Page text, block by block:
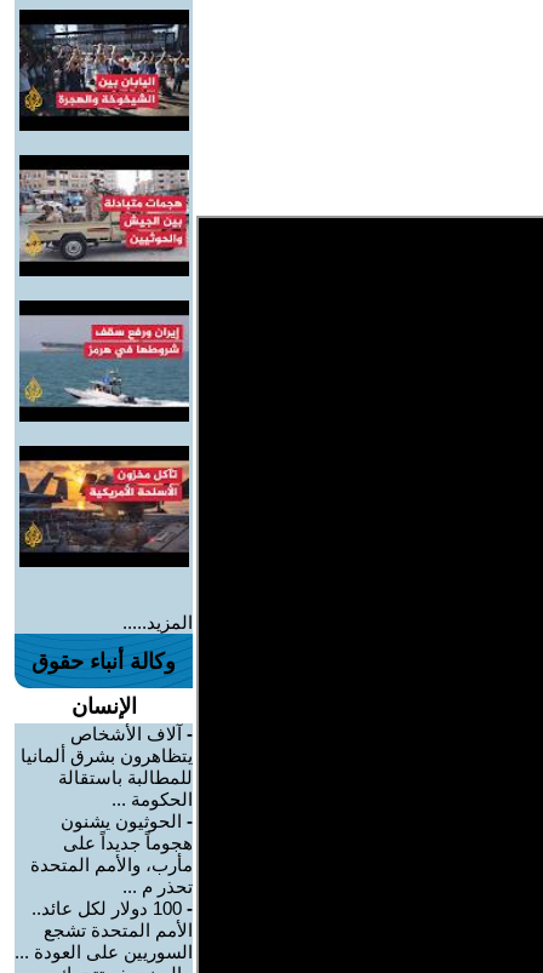
المزيد.....
وكالة أنباء حقوق
الإنسان
- آلاف الأشخاص
يتظاهرون بشرق ألمانيا
للمطالبة باستقالة
الحكومة ...
- الحوثيون يشنون
هجوماً جديداً على
مأرب، والأمم المتحدة
تحذر م ...
-
100 دولار لكل عائد..
الأمم المتحدة تشجع
السوريين على العودة ...